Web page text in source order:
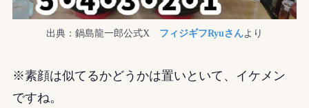
出典：鍋島龍一郎公式X フィジギフRyuさんより
※素顔は似てるかどうかは置いといて、イケメン
ですね。